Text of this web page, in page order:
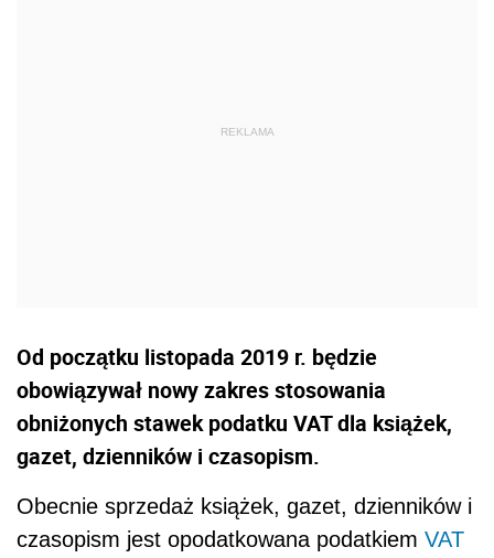
Od początku listopada 2019 r. będzie
obowiązywał nowy zakres stosowania
obniżonych stawek podatku VAT dla książek,
gazet, dzienników i czasopism.
Obecnie sprzedaż książek, gazet, dzienników i
czasopism jest opodatkowana podatkiem VAT